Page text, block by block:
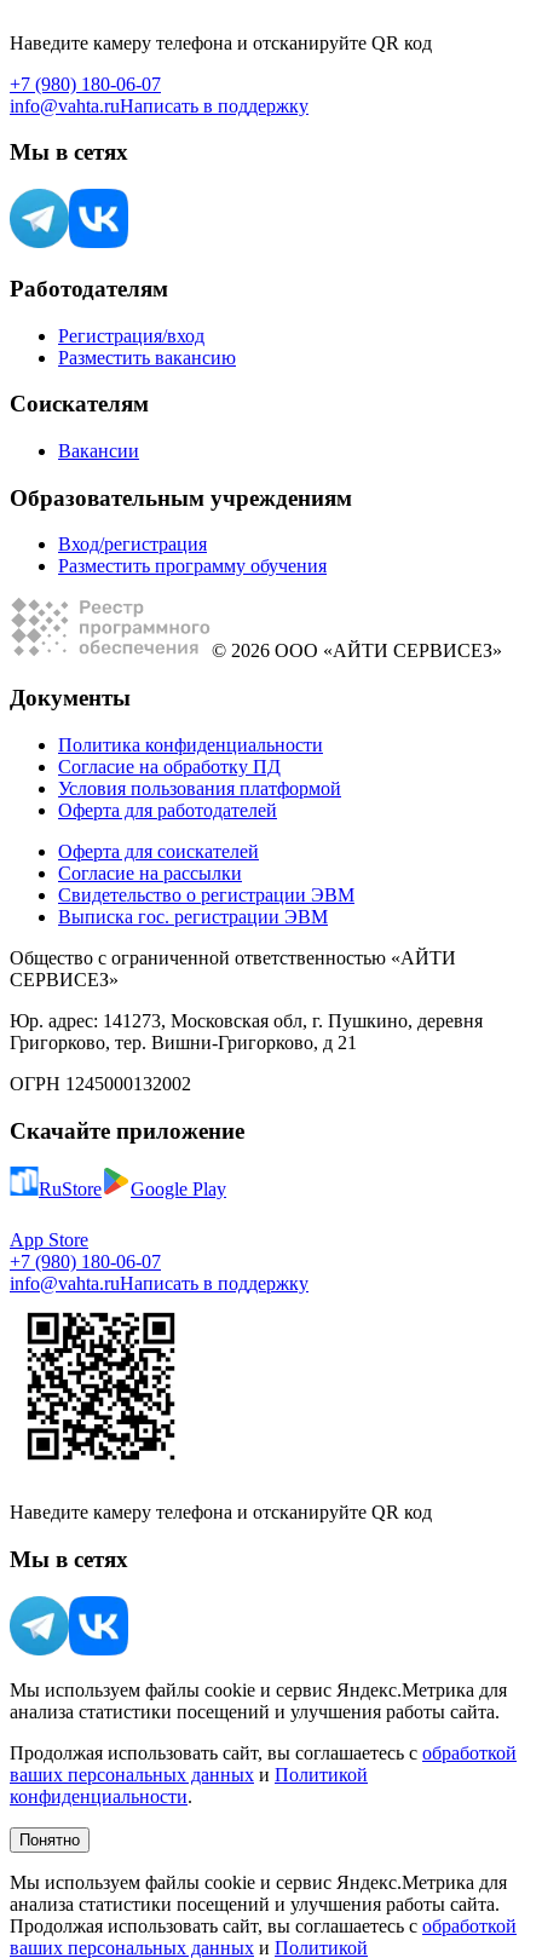
Наведите камеру телефона и отсканируйте QR код
+7 (980) 180-06-07
info@vahta.ruНаписать в поддержку
Мы в сетях
Работодателям
Регистрация/вход
Разместить вакансию
Соискателям
Вакансии
Образовательным учреждениям
Вход/регистрация
Разместить программу обучения
© 2026 ООО «АЙТИ СЕРВИСЕЗ»
Документы
Политика конфиденциальности
Согласие на обработку ПД
Условия пользования платформой
Оферта для работодателей
Оферта для соискателей
Согласие на рассылки
Свидетельство о регистрации ЭВМ
Выписка гос. регистрации ЭВМ
Общество с ограниченной ответственностью «АЙТИ
СЕРВИСЕЗ»
Юр. адрес: 141273, Московская обл, г. Пушкино, деревня
Григорково, тер. Вишни-Григорково, д 21
ОГРН 1245000132002
Скачайте приложение
RuStore Google Play
App Store
+7 (980) 180-06-07
info@vahta.ruНаписать в поддержку
Наведите камеру телефона и отсканируйте QR код
Мы в сетях
Мы используем файлы cookie и сервис Яндекс.Метрика для
анализа статистики посещений и улучшения работы сайта.
Продолжая использовать сайт, вы соглашаетесь с обработкой
ваших персональных данных и Политикой
конфиденциальности.
Понятно
Мы используем файлы cookie и сервис Яндекс.Метрика для
анализа статистики посещений и улучшения работы сайта.
Продолжая использовать сайт, вы соглашаетесь с обработкой
ваших персональных данных и Политикой